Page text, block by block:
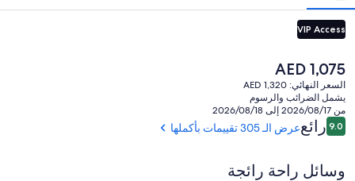
VIP Access
السعر
الحالي
هو
AED
1,075
AED 1,075
السعر النهائي: AED 1,320
يشمل الضرائب والرسوم
من 2026/08/17 إلى 2026/08/18
التقييمات
9.0
9.0 من 10رائععرض الـ 305 تقييمات بأكملها
وسائل راحة رائجة